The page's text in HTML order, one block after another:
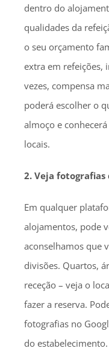
dentro do
qualidades da
o seu orçamento
extra em refeições,
vezes, compensa
poderá escolher o
almoço e
locais.
2. Veja fotografias
Em qualquer
alojamentos, pode
aconselhamos que
divisões. Quartos,
receção – veja o
fazer a reserva.
fotografias no
do